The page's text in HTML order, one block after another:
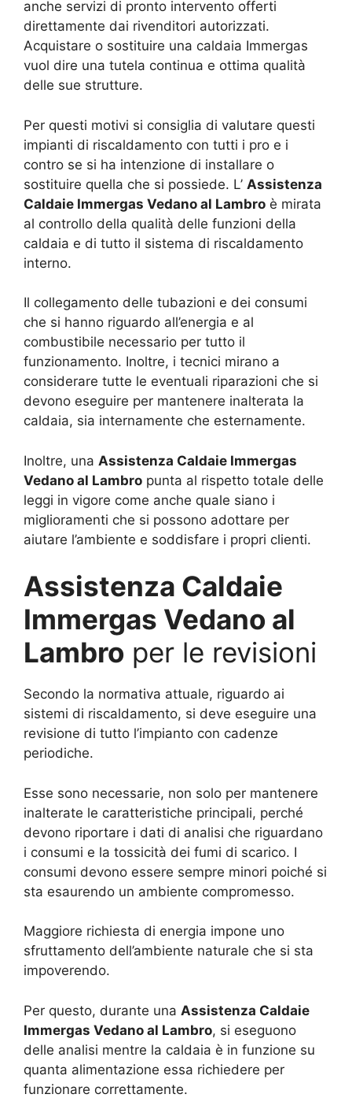
anche servizi di pronto intervento offerti
direttamente dai rivenditori autorizzati.
Acquistare o sostituire una caldaia Immergas
vuol dire una tutela continua e ottima qualità
delle sue strutture.
Per questi motivi si consiglia di valutare questi
impianti di riscaldamento con tutti i pro e i
contro se si ha intenzione di installare o
sostituire quella che si possiede. L’ Assistenza
Caldaie Immergas Vedano al Lambro è mirata
al controllo della qualità delle funzioni della
caldaia e di tutto il sistema di riscaldamento
interno.
Il collegamento delle tubazioni e dei consumi
che si hanno riguardo all’energia e al
combustibile necessario per tutto il
funzionamento. Inoltre, i tecnici mirano a
considerare tutte le eventuali riparazioni che si
devono eseguire per mantenere inalterata la
caldaia, sia internamente che esternamente.
Inoltre, una Assistenza Caldaie Immergas
Vedano al Lambro punta al rispetto totale delle
leggi in vigore come anche quale siano i
miglioramenti che si possono adottare per
aiutare l’ambiente e soddisfare i propri clienti.
Assistenza Caldaie
Immergas Vedano al
Lambro per le revisioni
Secondo la normativa attuale, riguardo ai
sistemi di riscaldamento, si deve eseguire una
revisione di tutto l’impianto con cadenze
periodiche.
Esse sono necessarie, non solo per mantenere
inalterate le caratteristiche principali, perché
devono riportare i dati di analisi che riguardano
i consumi e la tossicità dei fumi di scarico. I
consumi devono essere sempre minori poiché si
sta esaurendo un ambiente compromesso.
Maggiore richiesta di energia impone uno
sfruttamento dell’ambiente naturale che si sta
impoverendo.
Per questo, durante una Assistenza Caldaie
Immergas Vedano al Lambro, si eseguono
delle analisi mentre la caldaia è in funzione su
quanta alimentazione essa richiedere per
funzionare correttamente.